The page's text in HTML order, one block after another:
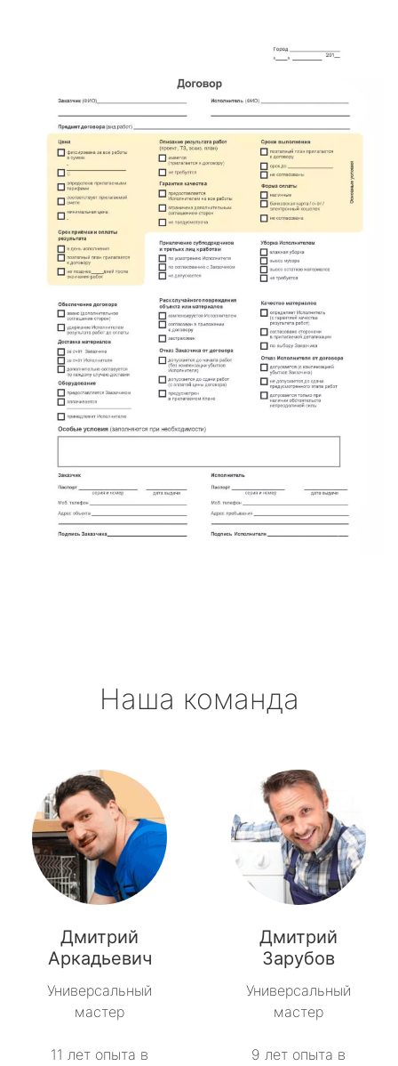
Наша команда
Дмитрий
Аркадьевич
Универсальный
мастер
11 лет опыта в
Дмитрий
Зарубов
Универсальный
мастер
9 лет опыта в